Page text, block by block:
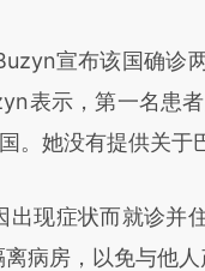
宣布该国确诊
表示，第一名患
。她没有提供关于
现症状而就诊并
病房，以免与他人